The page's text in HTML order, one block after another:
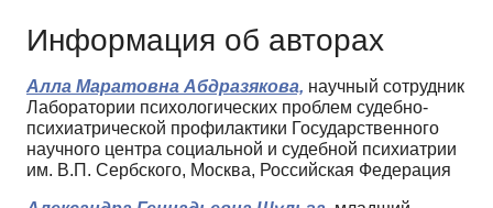
Информация об авторах
Алла Маратовна Абдразякова, научный сотрудник
Лаборатории психологических проблем судебно-
психиатрической профилактики Государственного
научного центра социальной и судебной психиатрии
им. В.П. Сербского, Москва, Российская Федерация